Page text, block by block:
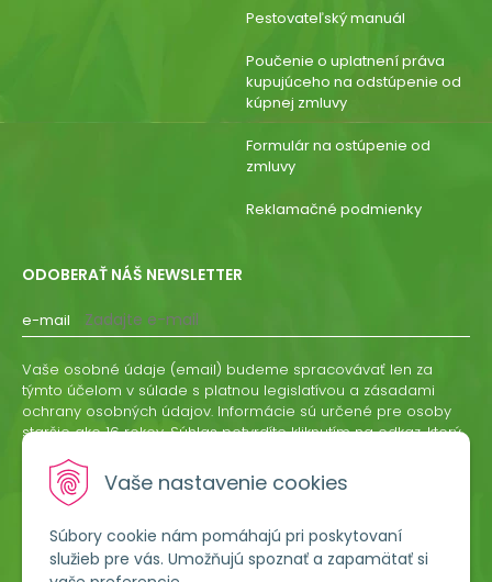
Vaše nastavenie cookies
Súbory cookie nám pomáhajú pri poskytovaní
služieb pre vás. Umožňujú spoznať a zapamätať si
Pestovateľský manuál
Poučenie o uplatnení práva
kupujúceho na odstúpenie od
kúpnej zmluvy
Formulár na ostúpenie od
zmluvy
Reklamačné podmienky
ODOBERAŤ NÁŠ NEWSLETTER
e-mail
ODOBERAŤ
Vaše osobné údaje (email) budeme spracovávať len za
týmto účelom v súlade s platnou legislatívou a zásadami
ochrany osobných údajov. Informácie sú určené pre osoby
staršie ako 16 rokov. Súhlas potvrdíte kliknutím na odkaz, ktorý
odvolať písomne, emailom alebo kliknutím na odkaz z
ktoréhokoľvek informačného emailu.